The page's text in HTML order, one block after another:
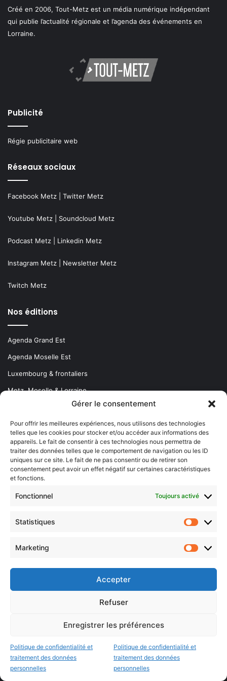
Gérer le consentement
Pour offrir les meilleures expériences, nous utilisons des technologies
telles que les cookies pour stocker et/ou accéder aux informations des
appareils. Le fait de consentir à ces technologies nous permettra de
traiter des données telles que le comportement de navigation ou les ID
uniques sur ce site. Le fait de ne pas consentir ou de retirer son
consentement peut avoir un effet négatif sur certaines caractéristiques
et fonctions.
Fonctionnel Toujours activé
Statistiques
Marketing
Accepter
Refuser
Enregistrer les préférences
Politique de confidentialité et
traitement des données
personnelles
Politique de confidentialité et
traitement des données
personnelles
Créé en 2006, Tout-Metz est un média numérique indépendant
qui publie l’actualité régionale et l’agenda des événements en
Lorraine.
Publicité
Régie publicitaire web
Réseaux sociaux
Facebook Metz Twitter Metz
Youtube Metz Soundcloud Metz
Podcast Metz Linkedin Metz
Instagram Metz Newsletter Metz
Twitch Metz
Nos éditions
Agenda Grand Est
Agenda Moselle Est
Luxembourg & frontaliers
Metz, Moselle & Lorraine
Nancy & Meurthe & Moselle
Thionville & Moselle Nord
Dossiers à la Une
Histoire de Metz
Résultats des élections municipales 2026 (Metz, Moselle,
Sentier des lanternes
Newsletter gratuite
Choisissez : matin, soir ou hebdo ?
arrange !
Entrez
votre
adresse